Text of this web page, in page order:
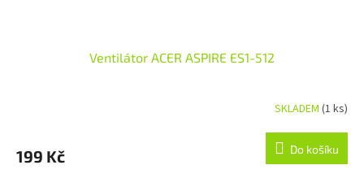
Ventilátor ACER ASPIRE ES1-512
SKLADEM (1 ks)
199 Kč Do košíku